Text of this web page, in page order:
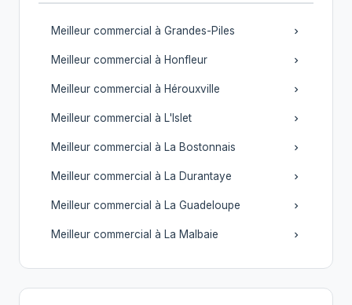
Meilleur commercial à Grandes-Piles
Meilleur commercial à Honfleur
Meilleur commercial à Hérouxville
Meilleur commercial à L'Islet
Meilleur commercial à La Bostonnais
Meilleur commercial à La Durantaye
Meilleur commercial à La Guadeloupe
Meilleur commercial à La Malbaie